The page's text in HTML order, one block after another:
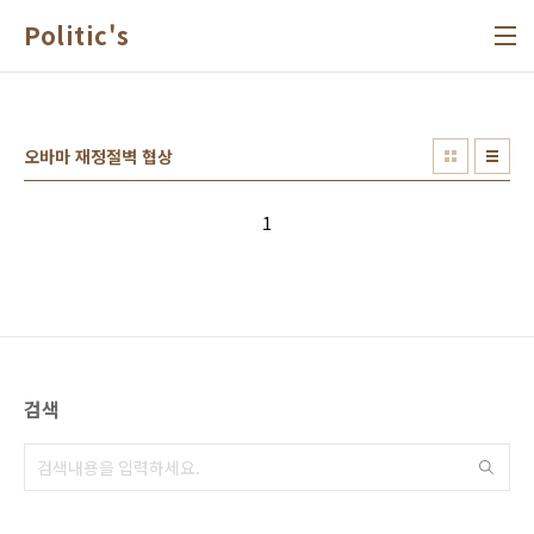
Politic's
오바마 재정절벽 협상
1
검색